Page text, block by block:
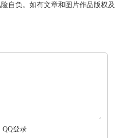
自负。如有文章和图片作品版权及
QQ登录